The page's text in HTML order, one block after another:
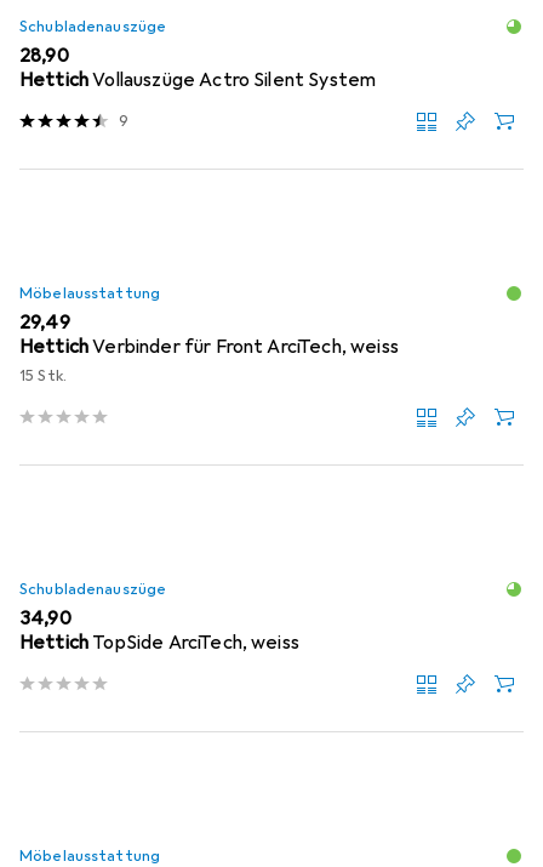
Schubladenauszüge
EUR
28,90
HettichVollauszüge Actro Silent System
9
Möbelausstattung
EUR
29,49
HettichVerbinder für Front ArciTech, weiss
15 Stk.
Schubladenauszüge
EUR
34,90
Hettich TopSide ArciTech, weiss
Möbelausstattung